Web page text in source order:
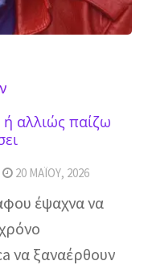
αλλιώς παίζω
20 ΜΑΪ́ΟΥ, 2026
έψαχνα να
να ξαναέρθουν